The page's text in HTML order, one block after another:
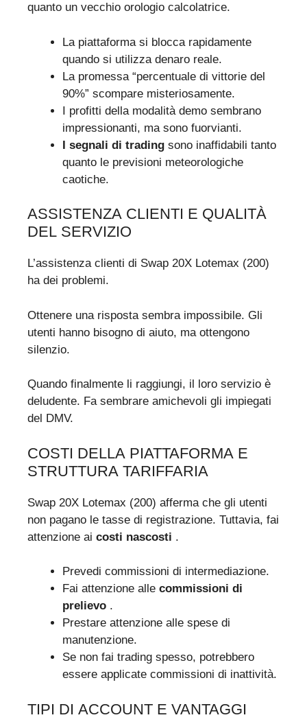
quanto un vecchio orologio calcolatrice.
La piattaforma si blocca rapidamente
quando si utilizza denaro reale.
La promessa “percentuale di vittorie del
90%” scompare misteriosamente.
I profitti della modalità demo sembrano
impressionanti, ma sono fuorvianti.
I segnali di trading sono inaffidabili tanto
quanto le previsioni meteorologiche
caotiche.
ASSISTENZA CLIENTI E QUALITÀ
DEL SERVIZIO
L’assistenza clienti di Swap 20X Lotemax (200)
ha dei problemi.
Ottenere una risposta sembra impossibile. Gli
utenti hanno bisogno di aiuto, ma ottengono
silenzio.
Quando finalmente li raggiungi, il loro servizio è
deludente. Fa sembrare amichevoli gli impiegati
del DMV.
COSTI DELLA PIATTAFORMA E
STRUTTURA TARIFFARIA
Swap 20X Lotemax (200) afferma che gli utenti
non pagano le tasse di registrazione. Tuttavia, fai
attenzione ai costi nascosti .
Prevedi commissioni di intermediazione.
Fai attenzione alle commissioni di
prelievo .
Prestare attenzione alle spese di
manutenzione.
Se non fai trading spesso, potrebbero
essere applicate commissioni di inattività.
TIPI DI ACCOUNT E VANTAGGI